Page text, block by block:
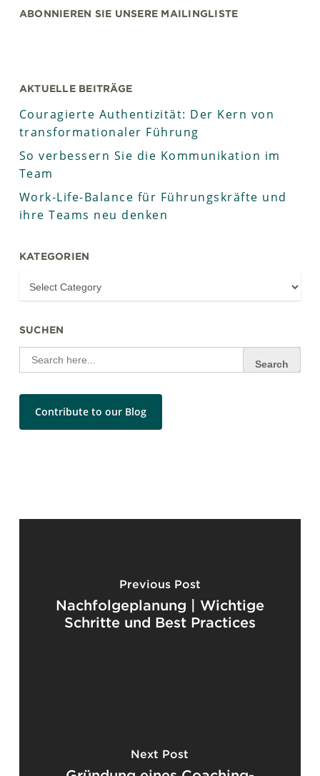
ABONNIEREN SIE UNSERE MAILINGLISTE
AKTUELLE BEITRÄGE
Couragierte Authentizität: Der Kern von
transformationaler Führung
So verbessern Sie die Kommunikation im
Team
Work-Life-Balance für Führungskräfte und
ihre Teams neu denken
KATEGORIEN
SUCHEN
Search
for:
Contribute to our Blog
Previous Post
Nachfolgeplanung | Wichtige
Schritte und Best Practices
Next Post